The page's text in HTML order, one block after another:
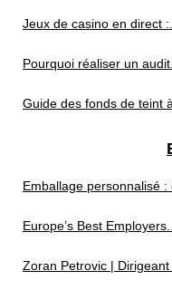
Jeux de casino en direct :...
Pourquoi réaliser un
Guide des fonds de teint
Emballage personnalisé :
Europe’s Best Employers...
Zoran Petrovic | Dirigeant